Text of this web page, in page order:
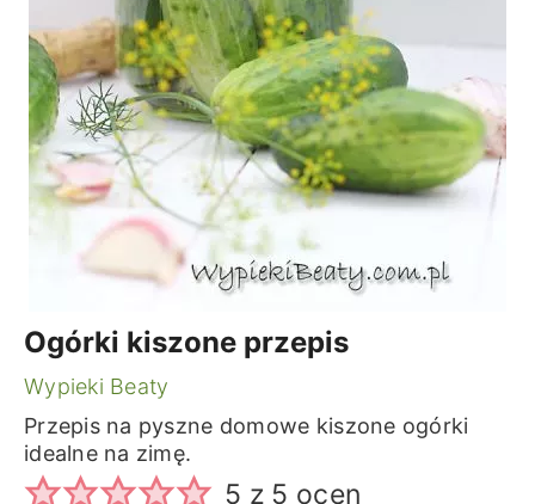
Ogórki kiszone przepis
Wypieki Beaty
Przepis na pyszne domowe kiszone ogórki
idealne na zimę.
5 z 5 ocen